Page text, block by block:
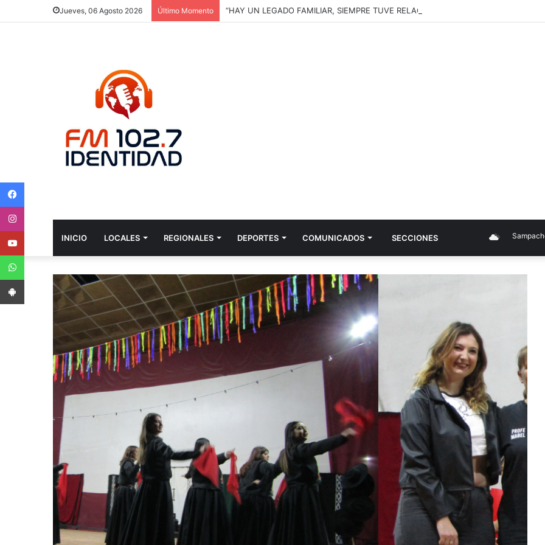
Jueves, 06 Agosto 2026 Último Momento “HAY UN LEGADO FAMILIAR, SIEMPRE TUVE RELACIÓN CON EL ARTE SIN DARME
INICIO LOCALES REGIONALES DEPORTES COMUNICADOS SECCIONES Sampacho
WhatsApp